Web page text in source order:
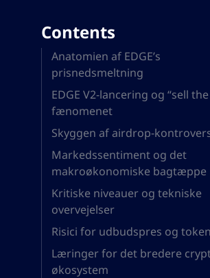
Contents
Anatomien af EDGE’s
prisnedsmeltning
EDGE V2-lancering og “sell
fænomenet
Skyggen af airdrop-
Markedssentiment og det
makroøkonomiske bagtæppe
Kritiske niveauer og tekniske
overvejelser
Risici for udbudspres og
Læringer for det bredere
økosystem